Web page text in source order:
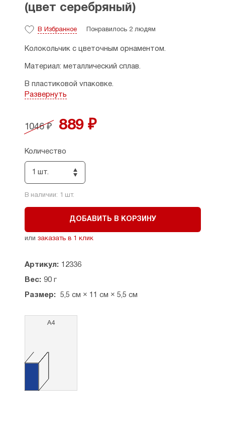
(цвет серебряный)
В Избранное Понравилось 2 людям
Колокольчик с цветочным орнаментом.
Материал: металлический сплав.
В пластиковой упаковке.
Размер: высота — 11 см, ширина — 5,5 см.
Развернуть
1046 ₽ 889 ₽
Количество
1 шт.
В наличии: 1 шт.
ДОБАВИТЬ В КОРЗИНУ
или заказать в 1 клик
Артикул: 12336
Вес: 90 г
Размер: 5,5 см × 11 см × 5,5 см
А4